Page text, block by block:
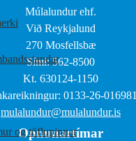
og töflupinnar
Múlalundur ehf.
Við Reykjalund
270 Mosfellsbæ
Sími: 562-8500
Kt. 630124-1150
0133-26-016981
mulalundur@mulalundur.is
Opnunartímar